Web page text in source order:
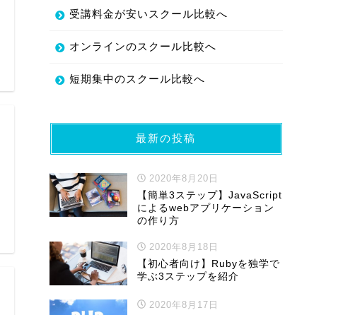
受講料金が安いスクール比較へ
オンラインのスクール比較へ
短期集中のスクール比較へ
最新の投稿
2020年8月20日
【簡単3ステップ】JavaScript
によるwebアプリケーション
の作り方
2020年8月18日
【初心者向け】Rubyを独学で
学ぶ3ステップを紹介
2020年8月17日